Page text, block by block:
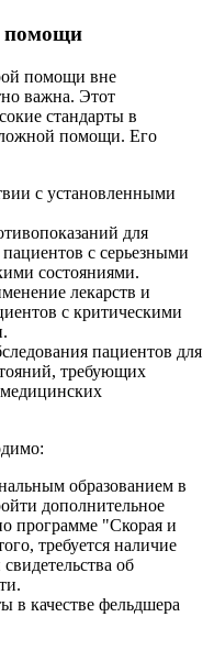
помощи
помощи вне
важна. Этот
стандарты в
помощи. Его
с установленными
для
с серьезными
состояниями.
лекарств и
с критическими
пациентов для
требующих
образованием в
дополнительное
программе "Скорая и
требуется наличие
об
в качестве фельдшера